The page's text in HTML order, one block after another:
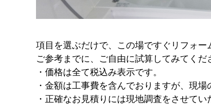
項目を選ぶだけで、この場ですぐリフォー
ご参考までに、ご自由に試算してみてくだ
・価格は全て税込み表示です。
・金額は工事費を含んでおりますが、現
・正確なお見積りには現地調査をさせて